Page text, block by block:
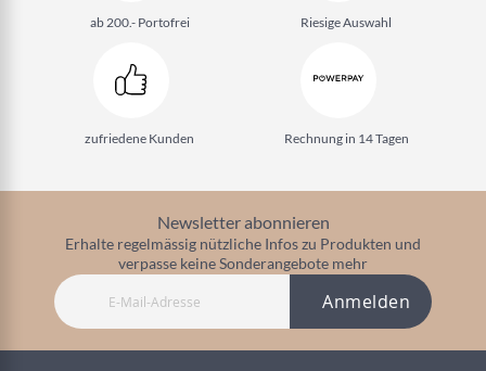
ab 200.- Portofrei Riesige Auswahl
zufriedene Kunden Rechnung in 14 Tagen
Newsletter abonnieren
Erhalte regelmässig nützliche Infos zu Produkten und
verpasse keine Sonderangebote mehr
Anmelden